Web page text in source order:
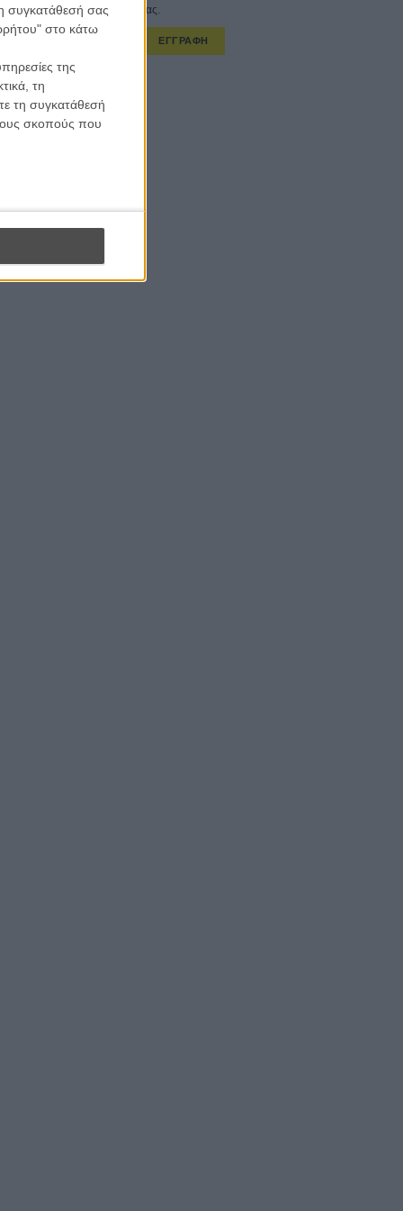
συγκατάθεσή σας
στο κάτω
της
τη
τη συγκατάθεσή
σκοπούς που
εβδομαδιαίο newsletter μας.
ΕΓΓΡΑΦΗ
λαμβάνω τα newsletter σας.